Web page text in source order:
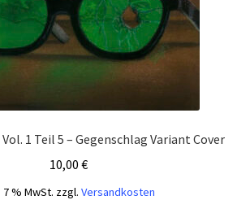
1 Teil 5 – Gegenschlag Variant Cover
10,00 €
7 % MwSt. zzgl. Versandkosten